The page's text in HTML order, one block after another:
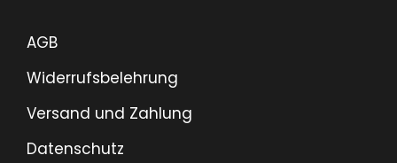
AGB
Widerrufsbelehrung
Versand und Zahlung
Datenschutz